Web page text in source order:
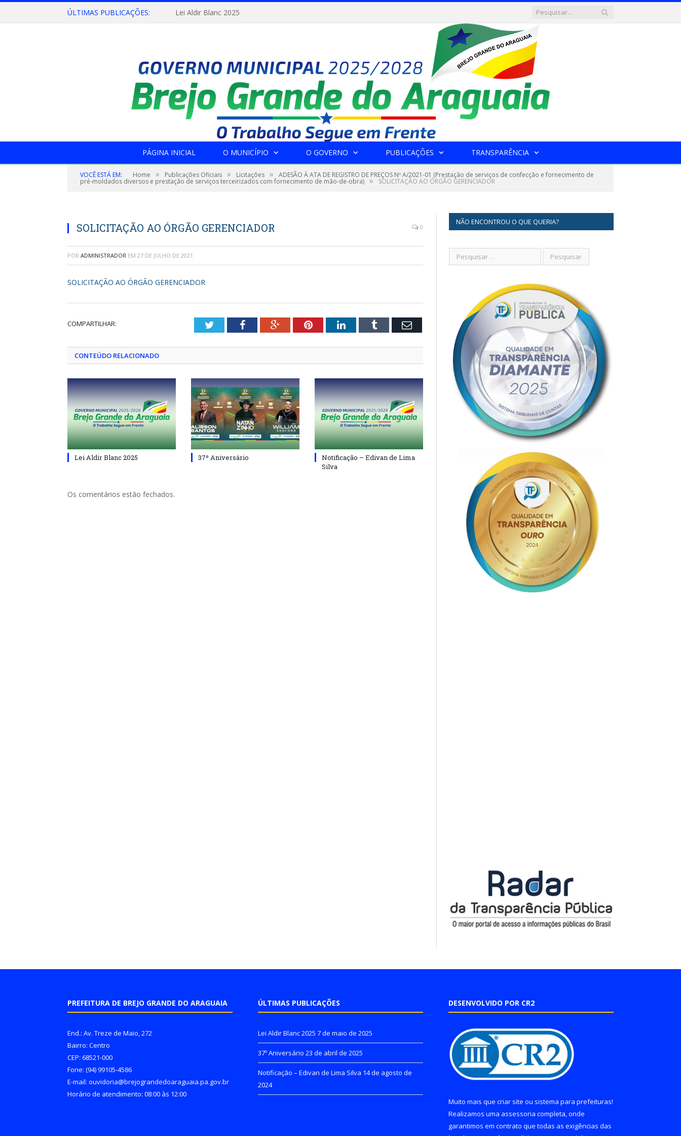
ÚLTIMAS PUBLICAÇÕES: Lei Aldir Blanc 2025
PÁGINA INICIAL O MUNICÍPIO O GOVERNO PUBLICAÇÕES TRANSPARÊNCIA
VOCÊ ESTÁ EM: Home » Publicações Oficiais » Licitações » ADESÃO À ATA DE REGISTRO DE PREÇOS Nº A/2021-01 (Prestação de serviços de confecção e fornecimento de
pré-moldados diversos e prestação de serviços terceirizados com fornecimento de mão-de-obra) » SOLICITAÇÃO AO ÓRGÃO GERENCIADOR
SOLICITAÇÃO AO ÓRGÃO GERENCIADOR 0
POR ADMINISTRADOR EM 27 DE JULHO DE 2021
SOLICITAÇÃO AO ÓRGÃO GERENCIADOR
COMPARTILHAR: TwitterFacebookGoogle+PinterestLinkedInTumblr Email
CONTEÚDO RELACIONADO
Lei Aldir Blanc 2025 37º Aniversário
Notificação – Edivan de Lima
Silva
Os comentários estão fechados.
NÃO ENCONTROU O QUE QUERIA?
PREFEITURA DE BREJO GRANDE DO ARAGUAIA
End.: Av. Treze de Maio, 272
Bairro: Centro
CEP: 68521-000
Fone: (94) 99105-4586
E-mail: ouvidoria@brejograndedoaraguaia.pa.gov.br
Horário de atendimento: 08:00 às 12:00
ÚLTIMAS PUBLICAÇÕES
Lei Aldir Blanc 2025 7 de maio de 2025
37º Aniversário 23 de abril de 2025
Notificação – Edivan de Lima Silva 14 de agosto de
2024
DESENVOLVIDO POR CR2
Muito mais que criar site ou sistema para prefeituras!
Realizamos uma assessoria completa, onde
garantimos em contrato que todas as exigências das